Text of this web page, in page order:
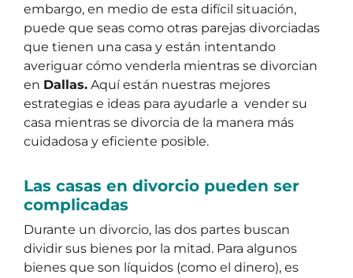
embargo, en medio de esta difícil situación,
puede que seas como otras parejas divorciadas
que tienen una casa y están intentando
averiguar cómo venderla mientras se divorcian
en Dallas. Aquí están nuestras mejores
estrategias e ideas para ayudarle a vender su
casa mientras se divorcia de la manera más
cuidadosa y eficiente posible.
Las casas en divorcio pueden ser
complicadas
Durante un divorcio, las dos partes buscan
dividir sus bienes por la mitad. Para algunos
bienes que son líquidos (como el dinero), es